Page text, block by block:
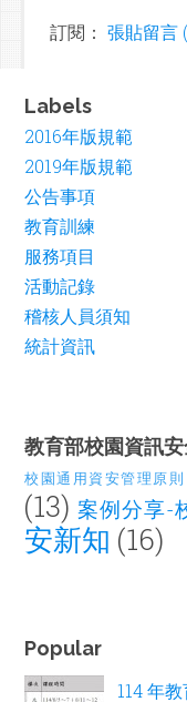
訂閱： 張貼留言
Labels
2016年版規範
2019年版規範
公告事項
教育訓練
服務項目
活動記錄
稽核人員須知
統計資訊
教育部校園資訊
校園通用資安管理原則
(13) 案例分享-
安新知 (16)
Popular
114 年